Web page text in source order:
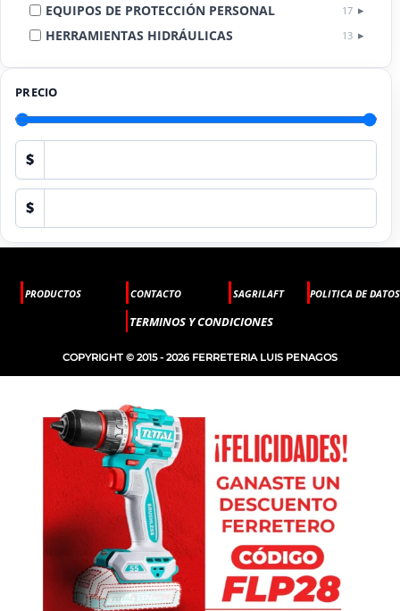
EQUIPOS DE PROTECCIÓN PERSONAL 17
HERRAMIENTAS HIDRÁULICAS 13
PRECIO
$
$
PRODUCTOS CONTACTO SAGRILAFT POLITICA DE DATOS
TERMINOS Y CONDICIONES
COPYRIGHT © 2015 - 2026 FERRETERIA LUIS PENAGOS